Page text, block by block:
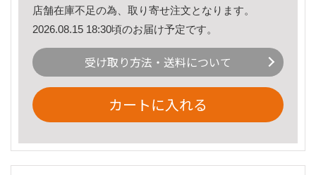
店舗在庫不足の為、取り寄せ注文となります。
2026.08.15 18:30頃のお届け予定です。
受け取り方法・送料について
カートに入れる